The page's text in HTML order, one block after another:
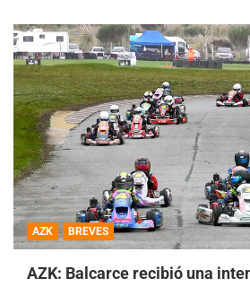
AZK BREVES
AZK: Balcarce recibió una